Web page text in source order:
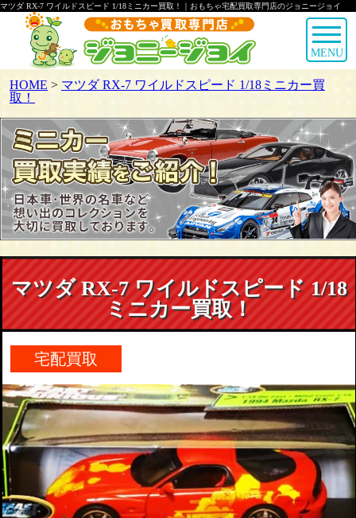
マツダ RX-7 ワイルドスピード 1/18ミニカー買取！｜おもちゃ宅配買取専門店のジョニージョイ
MENU
HOME > マツダ RX-7 ワイルドスピード 1/18ミニカー買
取！
マツダ RX-7 ワイルドスピード 1/18
ミニカー買取！
宅配買取